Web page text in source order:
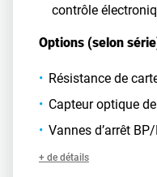
contrôle
Options (selon
Résistance de
Capteur optique
Vannes d’arrêt
+ de détails